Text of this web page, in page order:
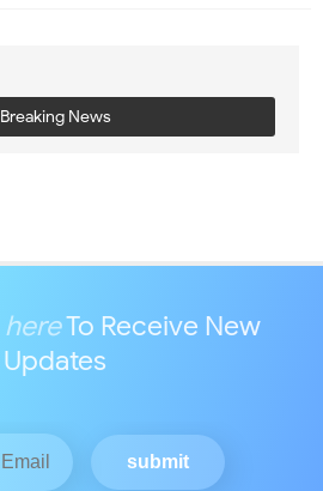
Breaking News
hereTo Receive New
Updates